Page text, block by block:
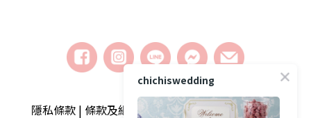
隱私條款 | 條款及細則 | 2018 © chichiswedding婚
chichiswedding